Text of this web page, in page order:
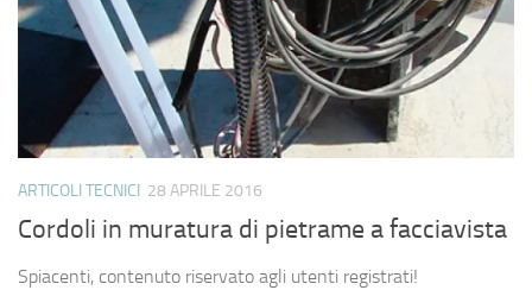
ARTICOLI TECNICI 28 APRILE 2016
Cordoli in muratura di pietrame a facciavista
Spiacenti, contenuto riservato agli utenti registrati!